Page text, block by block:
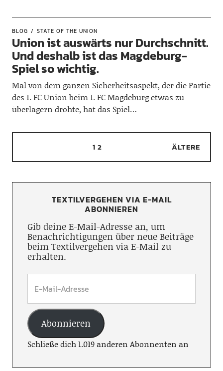
BLOG STATE OF THE UNION
Union ist auswärts nur Durchschnitt.
Und deshalb ist das Magdeburg-
Spiel so wichtig.
Mal von dem ganzen Sicherheitsaspekt, der die Partie
des 1. FC Union beim 1. FC Magdeburg etwas zu
überlagern drohte, hat das Spiel…
1 2 ÄLTERE
TEXTILVERGEHEN VIA E-MAIL
ABONNIEREN
Gib deine E-Mail-Adresse an, um
Benachrichtigungen über neue Beiträge
beim Textilvergehen via E-Mail zu
erhalten.
Abonnieren
Schließe dich 1.019 anderen Abonnenten an